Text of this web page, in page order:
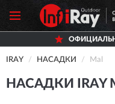
IRAY НАСАДКИ Mal
НАСАДКИ IRAY